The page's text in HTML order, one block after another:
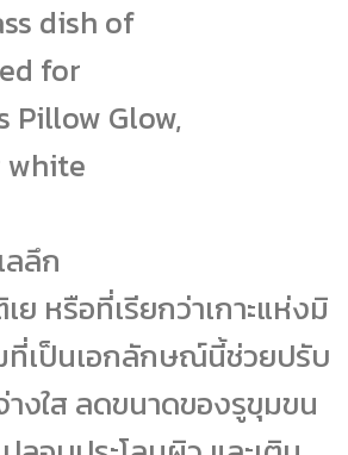
ลลึก
ย หรือที่เรียกว่าเกาะแห่งมิ
ที่เป็นเอกลักษณ์นี้ช่วยปรับ
างใส ลดขนาดของรูขุมขน